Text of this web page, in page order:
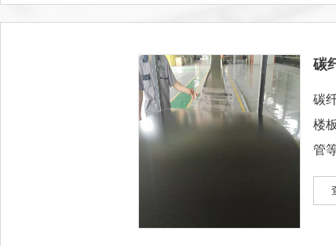
碳
碳
楼
管
好